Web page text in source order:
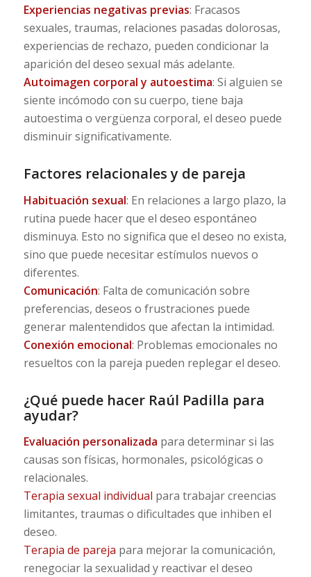
Experiencias negativas previas: Fracasos
sexuales, traumas, relaciones pasadas dolorosas,
experiencias de rechazo, pueden condicionar la
aparición del deseo sexual más adelante.
Autoimagen corporal y autoestima: Si alguien se
siente incómodo con su cuerpo, tiene baja
autoestima o vergüenza corporal, el deseo puede
disminuir significativamente.
Factores relacionales y de pareja
Habituación sexual: En relaciones a largo plazo, la
rutina puede hacer que el deseo espontáneo
disminuya. Esto no significa que el deseo no exista,
sino que puede necesitar estímulos nuevos o
diferentes.
Comunicación: Falta de comunicación sobre
preferencias, deseos o frustraciones puede
generar malentendidos que afectan la intimidad.
Conexión emocional: Problemas emocionales no
resueltos con la pareja pueden replegar el deseo.
¿Qué puede hacer Raúl Padilla para
ayudar?
Evaluación personalizada para determinar si las
causas son físicas, hormonales, psicológicas o
relacionales.
Terapia sexual individual para trabajar creencias
limitantes, traumas o dificultades que inhiben el
deseo.
Terapia de pareja para mejorar la comunicación,
renegociar la sexualidad y reactivar el deseo